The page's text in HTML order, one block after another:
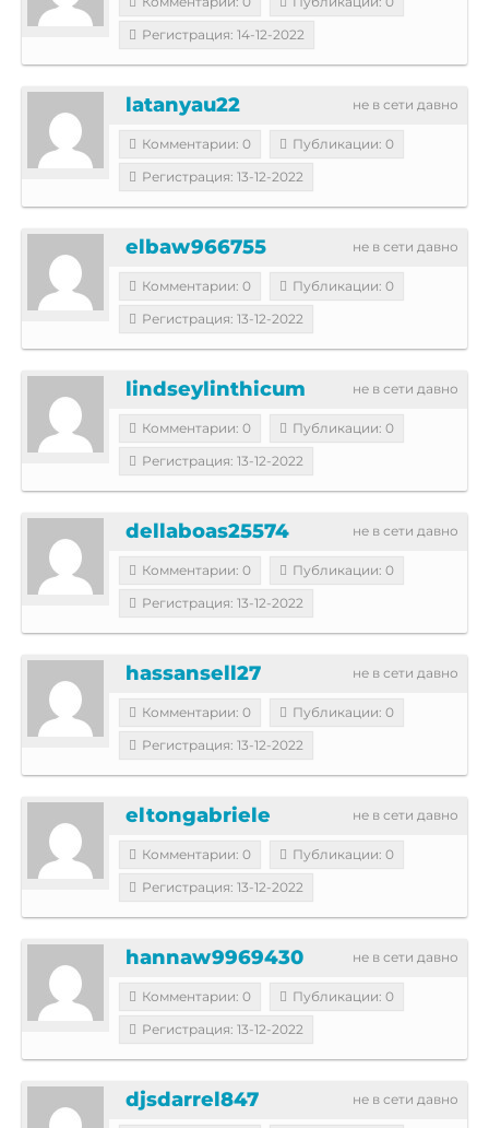
Регистрация: 14-12-2022
не в сети давно
latanyau22
Комментарии: 0
Публикации: 0
Регистрация: 13-12-2022
не в сети давно
elbaw966755
Комментарии: 0
Публикации: 0
Регистрация: 13-12-2022
не в сети давно
lindseylinthicum
Комментарии: 0
Публикации: 0
Регистрация: 13-12-2022
не в сети давно
dellaboas25574
Комментарии: 0
Публикации: 0
Регистрация: 13-12-2022
не в сети давно
hassansell27
Комментарии: 0
Публикации: 0
Регистрация: 13-12-2022
не в сети давно
eltongabriele
Комментарии: 0
Публикации: 0
Регистрация: 13-12-2022
не в сети давно
hannaw9969430
Комментарии: 0
Публикации: 0
Регистрация: 13-12-2022
не в сети давно
djsdarrel847